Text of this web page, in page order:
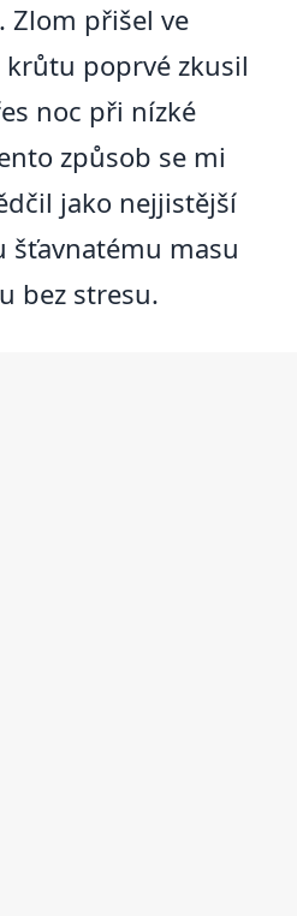
Zlom přišel ve
poprvé zkusil
noc při nízké
způsob se mi
jako nejjistější
šťavnatému masu
bez stresu.